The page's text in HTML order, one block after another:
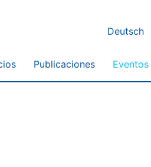
Deutsch
Publicaciones Eventos